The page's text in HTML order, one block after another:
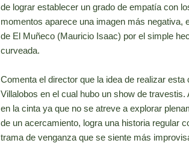
de lograr establecer un grado de empatía con
momentos aparece una imagen más
de El Muñeco (Mauricio Isaac) por el simple
curveada.
Comenta el director que la idea de realizar
Villalobos en el cual hubo un show de
en la cinta ya que no se atreve a explorar
de un acercamiento, logra una historia regular
trama de venganza que se siente más